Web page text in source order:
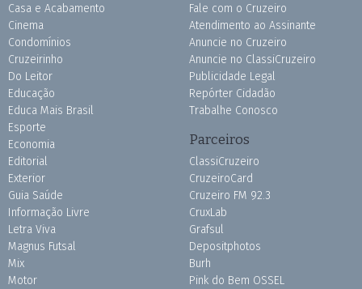
Casa e Acabamento
Cinema
Condomínios
Cruzeirinho
Do Leitor
Educação
Educa Mais Brasil
Esporte
Economia
Editorial
Exterior
Guia Saúde
Informação Livre
Letra Viva
Magnus Futsal
Mix
Motor
Fale com o Cruzeiro
Atendimento ao Assinante
Anuncie no Cruzeiro
Anuncie no ClassiCruzeiro
Publicidade Legal
Repórter Cidadão
Trabalhe Conosco
Parceiros
ClassiCruzeiro
CruzeiroCard
Cruzeiro FM 92.3
CruxLab
Grafsul
Depositphotos
Burh
Pink do Bem OSSEL